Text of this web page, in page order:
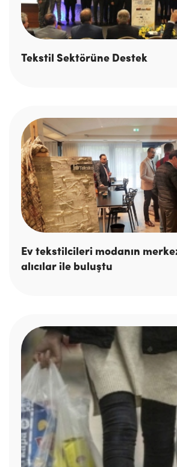
Tekstil Sektörüne Destek
Ev tekstilcileri modanın
alıcılar ile buluştu